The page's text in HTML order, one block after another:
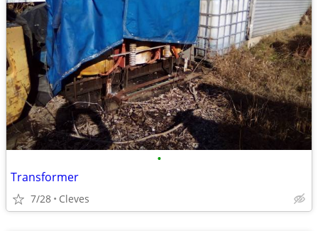
•
Transformer
7/28 Cleves